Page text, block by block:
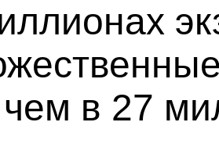
в 27